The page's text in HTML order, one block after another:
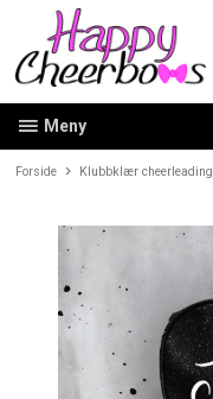
innholdet
Meny
Forside Klubbklær cheerleading